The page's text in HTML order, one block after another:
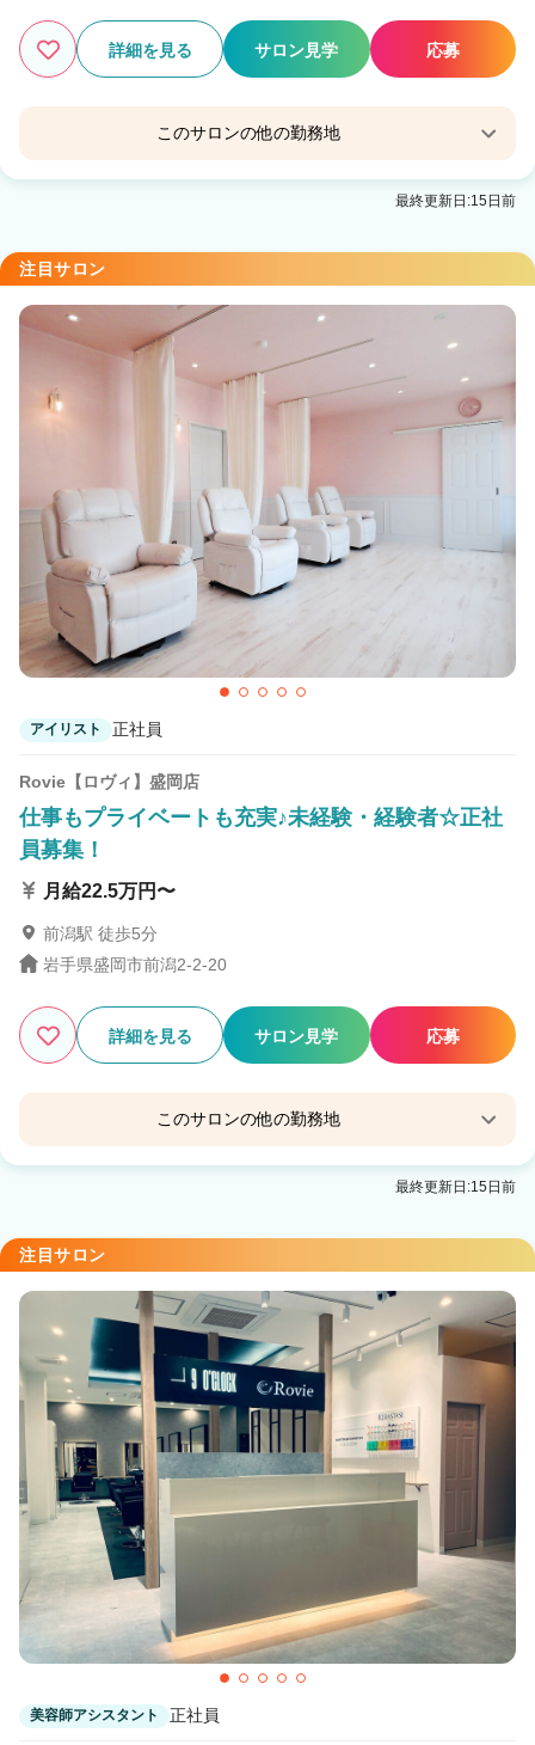
詳細を見る サロン見学 応募
このサロンの他の勤務地
9o'clock【ナインオクロック】青山店
9o'clock【ナインオクロック】前潟店
9o'clock【ナインオクロック】津志田店
岩手飯岡駅 徒歩20分
最終更新日:15日前
注目サロン
アイリスト 正社員
Rovie【ロヴィ】盛岡店
仕事もプライベートも充実♪未経験・経験者☆正社
員募集！
月給22.5万円〜
前潟駅 徒歩5分
岩手県盛岡市前潟2-2-20
詳細を見る サロン見学 応募
このサロンの他の勤務地
Rovie【ロヴィ】盛岡南店
最終更新日:15日前
注目サロン
美容師アシスタント 正社員